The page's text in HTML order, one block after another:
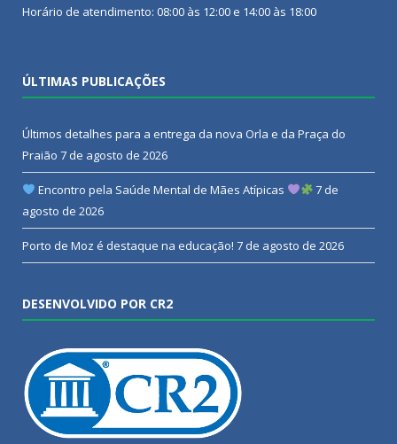
Horário de atendimento: 08:00 às 12:00 e 14:00 às 18:00
ÚLTIMAS PUBLICAÇÕES
Últimos detalhes para a entrega da nova Orla e da Praça do
Praião 7 de agosto de 2026
Encontro pela Saúde Mental de Mães Atípicas
7 de
agosto de 2026
Porto de Moz é destaque na educação! 7 de agosto de 2026
DESENVOLVIDO POR CR2